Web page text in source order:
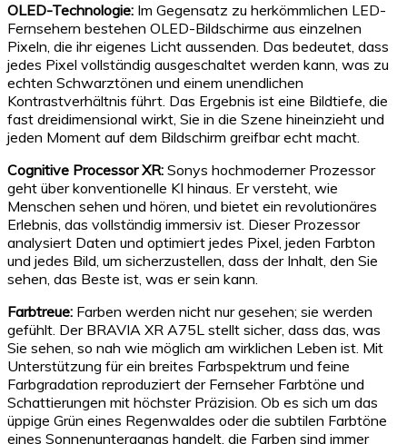
OLED-Technologie: Im Gegensatz zu herkömmlichen LED-
Fernsehern bestehen OLED-Bildschirme aus einzelnen
Pixeln, die ihr eigenes Licht aussenden. Das bedeutet, dass
jedes Pixel vollständig ausgeschaltet werden kann, was zu
echten Schwarztönen und einem unendlichen
Kontrastverhältnis führt. Das Ergebnis ist eine Bildtiefe, die
fast dreidimensional wirkt, Sie in die Szene hineinzieht und
jeden Moment auf dem Bildschirm greifbar echt macht.
Cognitive Processor XR: Sonys hochmoderner Prozessor
geht über konventionelle KI hinaus. Er versteht, wie
Menschen sehen und hören, und bietet ein revolutionäres
Erlebnis, das vollständig immersiv ist. Dieser Prozessor
analysiert Daten und optimiert jedes Pixel, jeden Farbton
und jedes Bild, um sicherzustellen, dass der Inhalt, den Sie
sehen, das Beste ist, was er sein kann.
Farbtreue: Farben werden nicht nur gesehen; sie werden
gefühlt. Der BRAVIA XR A75L stellt sicher, dass das, was
Sie sehen, so nah wie möglich am wirklichen Leben ist. Mit
Unterstützung für ein breites Farbspektrum und feine
Farbgradation reproduziert der Fernseher Farbtöne und
Schattierungen mit höchster Präzision. Ob es sich um das
üppige Grün eines Regenwaldes oder die subtilen Farbtöne
eines Sonnenuntergangs handelt, die Farben sind immer